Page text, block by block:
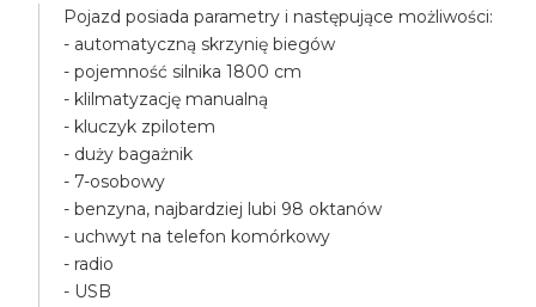
Pojazd posiada parametry i następujące możliwości:
- automatyczną skrzynię biegów
- pojemność silnika 1800 cm
- klilmatyzację manualną
- kluczyk zpilotem
- duży bagażnik
- 7-osobowy
- benzyna, najbardziej lubi 98 oktanów
- uchwyt na telefon komórkowy
- radio
- USB